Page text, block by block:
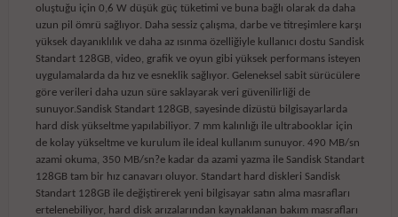
oluştuğu için 0,6 W düşük güç tüketimi ve buna bağlı olarak da daha
uzun pil ömrü sağlıyor. Daha sessiz çalışma, darbe ve titreşimlere karşı
yüksek dayanıklılık ve daha az ısınma özelliğiyle kullanıcı dostu Sandisk
Standart 128GB, video, grafik ve oyun gibi yüksek performans isteyen
uygulamalarda da hız ve esneklik sağlıyor. Geleneksel sabit sürücülere
göre verileri daha uzun süre saklayarak veri güvenilirliği de
sunuyor.Sandisk Standart 128GB, sayesinde dizüstü bilgisayarlarda
hard disk yükseltme yapılabiliyor. 7 mm kalınlığı ile ultrabooklar için
de kolay yükseltme ve kurulum ile ideal kullanım sunuyor. 490 MB/sn
azami okuma, 350 MB/sn?e kadar da azami yazma ile Sandisk Standart
128GB tam bir hız canavarı oluyor. Standart hard diskleri Sandisk
Standart 128GB ile değiştirerek yeni bilgisayar satın alma masrafları
ertelenebiliyor, hard disk arızalarından kaynaklanan bakım masrafları